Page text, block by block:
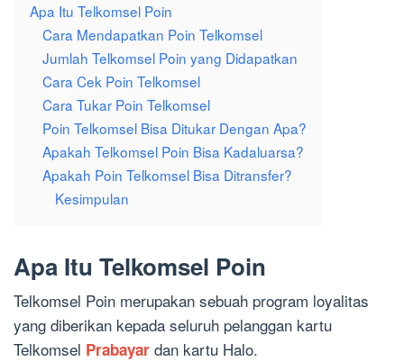
Apa Itu Telkomsel Poin
Cara Mendapatkan Poin Telkomsel
Jumlah Telkomsel Poin yang Didapatkan
Cara Cek Poin Telkomsel
Cara Tukar Poin Telkomsel
Poin Telkomsel Bisa Ditukar Dengan Apa?
Apakah Telkomsel Poin Bisa Kadaluarsa?
Apakah Poin Telkomsel Bisa Ditransfer?
Kesimpulan
Apa Itu Telkomsel Poin
Telkomsel Poin merupakan sebuah program loyalitas
yang diberikan kepada seluruh pelanggan kartu
Telkomsel Prabayar dan kartu Halo.